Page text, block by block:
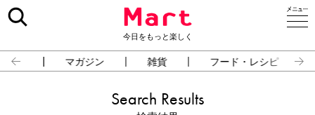
今日をもっと楽しく
占い マガジン 雑貨 フード・レシピ
Search Results